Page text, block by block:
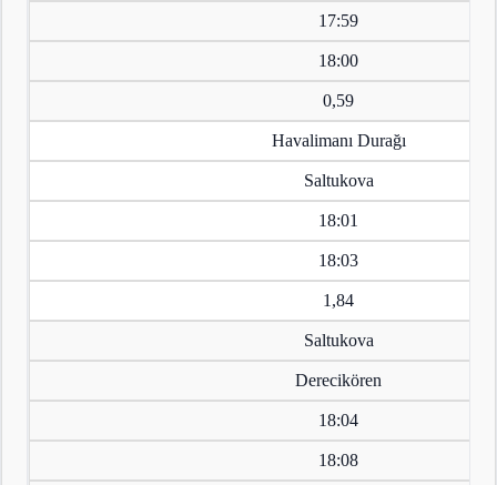
17:59
18:00
0,59
Havalimanı Durağı
Saltukova
18:01
18:03
1,84
Saltukova
Derecikören
18:04
18:08